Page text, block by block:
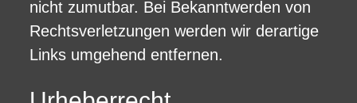
nicht zumutbar. Bei Bekanntwerden von
Rechtsverletzungen werden wir derartige
Links umgehend entfernen.